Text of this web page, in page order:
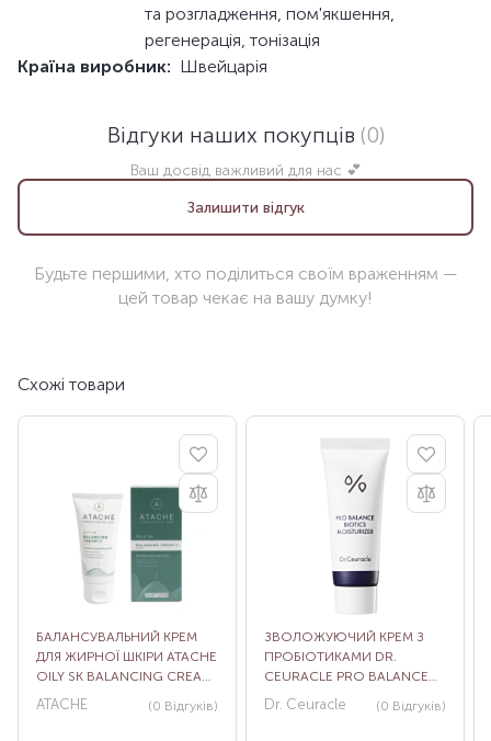
та розгладження, пом'якшення,
регенерація, тонізація
Країна виробник: Швейцарія
Відгуки наших покупців (0)
Ваш досвід важливий для нас 💕
Залишити відгук
Будьте першими, хто поділиться своїм враженням —
цей товар чекає на вашу думку!
Схожі товари
БАЛАНСУВАЛЬНИЙ КРЕМ
ДЛЯ ЖИРНОЇ ШКІРИ ATACHE
OILY SK BALANCING CREAM
II, 50 МЛ
ATACHE (0 Відгуків)
ЗВОЛОЖУЮЧИЙ КРЕМ З
ПРОБІОТИКАМИ DR.
CEURACLE PRO BALANCE
BIOTICS MOISTURIZER, 15
Dr. Ceuracle (0 Відгуків)